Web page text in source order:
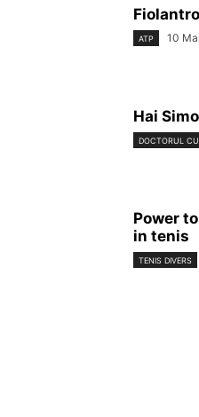
ATP 10
Hai
DOCTORUL
Power
in tenis
TENIS DIVERS